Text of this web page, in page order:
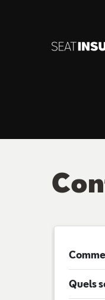
Quels